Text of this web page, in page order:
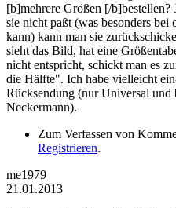
[b]mehrere Größen [/b]bestellen?
sie nicht paßt (was besonders bei
kann) kann man sie
sieht das Bild, hat eine
nicht entspricht, schickt man es
die Hälfte". Ich habe vielleicht
Rücksendung (nur Universal
Neckermann).
Zum Verfassen von
Registrieren.
me1979
21.01.2013